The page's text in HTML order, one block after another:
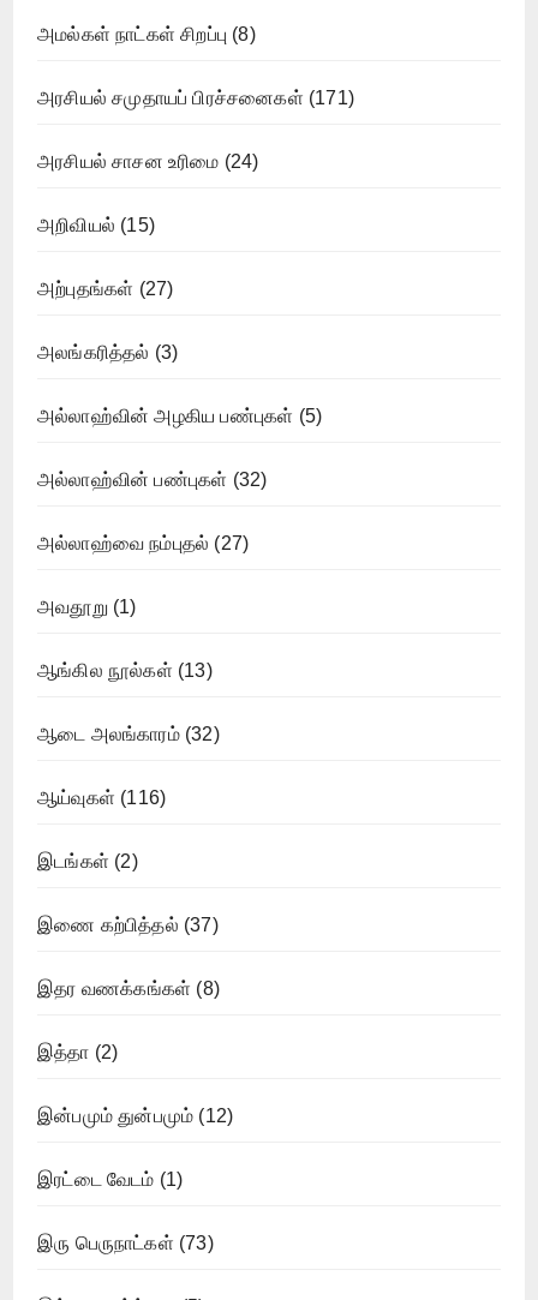
அமல்கள் நாட்கள் சிறப்பு (8)
அரசியல் சமுதாயப் பிரச்சனைகள் (171)
அரசியல் சாசன உரிமை (24)
அறிவியல் (15)
அற்புதங்கள் (27)
அலங்கரித்தல் (3)
அல்லாஹ்வின் அழகிய பண்புகள் (5)
அல்லாஹ்வின் பண்புகள் (32)
அல்லாஹ்வை நம்புதல் (27)
அவதூறு (1)
ஆங்கில நூல்கள் (13)
ஆடை அலங்காரம்(32)
ஆய்வுகள் (116)
இடங்கள் (2)
இணை கற்பித்தல் (37)
இதர வணக்கங்கள் (8)
இத்தா (2)
இன்பமும் துன்பமும் (12)
இரட்டை வேடம் (1)
இரு பெருநாட்கள் (73)